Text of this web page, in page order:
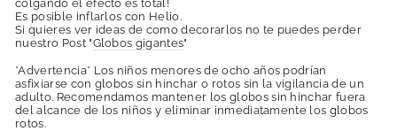
colgando el efecto es total!
Es posible inflarlos con Helio.
Si quieres ver ideas de como decorarlos no te puedes perder
nuestro Post "Globos gigantes"
*Advertencia* Los niños menores de ocho años podrían
asfixiarse con globos sin hinchar o rotos sin la vigilancia de un
adulto. Recomendamos mantener los globos sin hinchar fuera
del alcance de los niños y eliminar inmediatamente los globos
rotos.